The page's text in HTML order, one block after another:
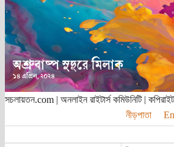
সচলায়তন.com | অনলাইন রাইটার্স কমিউনিটি |
নীড়পাতা